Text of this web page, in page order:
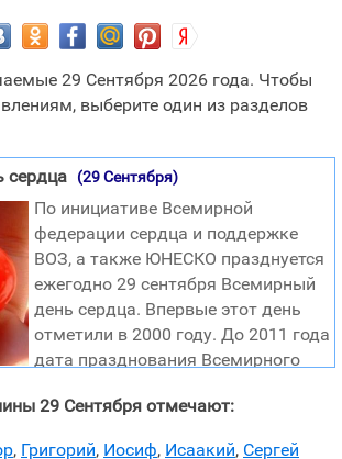
29 Сентября 2026 года. Чтобы
выберите один из разделов
сердца (29 Сентября)
По инициативе Всемирной
федерации сердца и поддержке
ВОЗ, а также ЮНЕСКО празднуется
ежегодно 29 сентября Всемирный
день сердца. Впервые этот день
отметили в 2000 году. До 2011 года
дата празднования Всемирного
затем дата праздника была
29 Сентября отмечают:
, Григорий, Иосиф, Исаакий, Сергей